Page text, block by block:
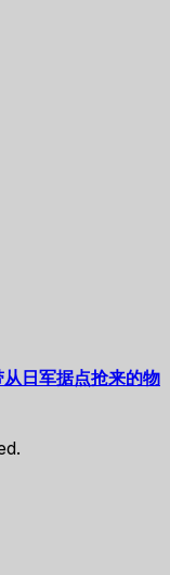
日军据点抢来的物